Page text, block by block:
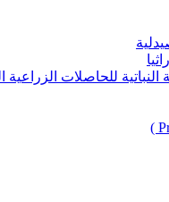
للحاصلات الزراعية